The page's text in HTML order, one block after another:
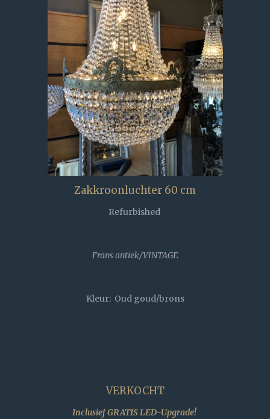
Zakkroonluchter 60 cm
Refurbished
Frans antiek/VINTAGE
Kleur: Oud goud/brons
VERKOCHT
Inclusief GRATIS LED-Upgrade!